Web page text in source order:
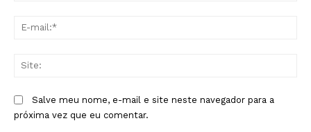
Salve meu nome, e-mail e site neste navegador para a
próxima vez que eu comentar.